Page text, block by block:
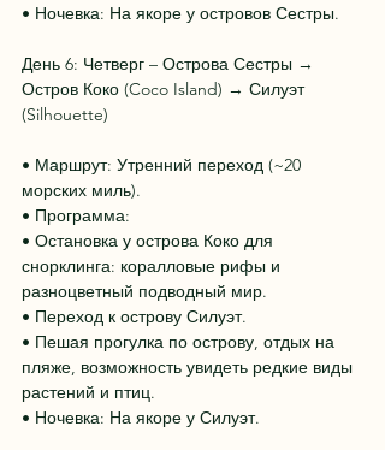
• Ночевка: На якоре у островов Сестры.
День 6: Четверг – Острова Сестры →
Остров Коко (Coco Island) → Силуэт
(Silhouette)
• Маршрут: Утренний переход (~20
морских миль).
• Программа:
• Остановка у острова Коко для
снорклинга: коралловые рифы и
разноцветный подводный мир.
• Переход к острову Силуэт.
• Пешая прогулка по острову, отдых на
пляже, возможность увидеть редкие виды
растений и птиц.
• Ночевка: На якоре у Силуэт.